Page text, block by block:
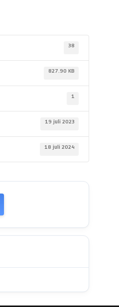
38
827.90 KB
1
19 juli 2023
18 juli 2024